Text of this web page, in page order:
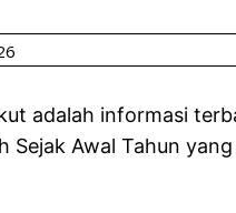
adalah informasi
Sejak Awal Tahun